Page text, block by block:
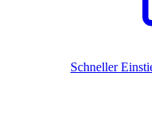
Schneller